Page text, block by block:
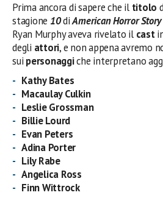
Prima ancora di sapere che iltitolo
stagione 10diAmerican Horror Story
Ryan Murphy aveva rivelato il cast
degli attori, e non appena avremo
sui personaggiche interpretano
Kathy Bates
Macaulay Culkin
Leslie Grossman
Billie Lourd
Evan Peters
Adina Porter
Lily Rabe
Angelica Ross
Finn Wittrock